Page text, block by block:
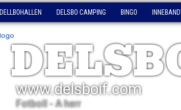
DELLBOHALLEN DELSBO CAMPING BINGO
www.delsboif.com
Fotboll - A herr